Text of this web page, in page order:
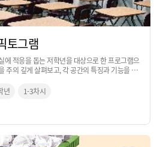
토그램
에 적응을 돕는 저학년을 대상으로 한 프로그램으
년 1-3차시